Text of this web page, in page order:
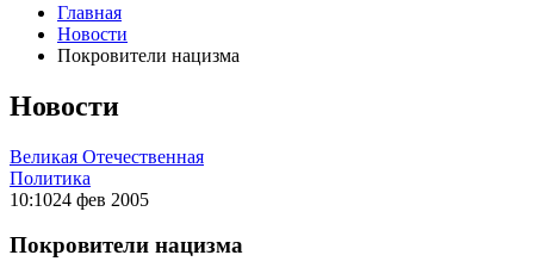
Главная
Новости
Покровители нацизма
Новости
Великая Отечественная
Политика
10:1024 фев 2005
Покровители нацизма